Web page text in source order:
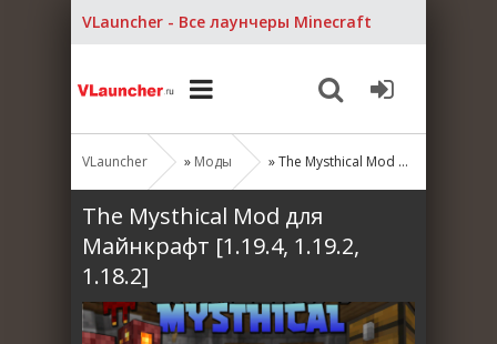
VLauncher - Все лаунчеры Minecraft
VLauncher » Моды » The Mysthical Mod для Майнкрафт [1.19.4, 1.19.2, 1.18.2]
The Mysthical Mod для
Майнкрафт [1.19.4, 1.19.2,
1.18.2]